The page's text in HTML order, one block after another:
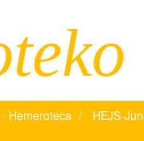
Hemeroteca
HEJS-